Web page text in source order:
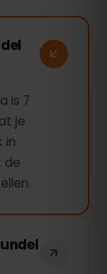
is 7
je
in
de